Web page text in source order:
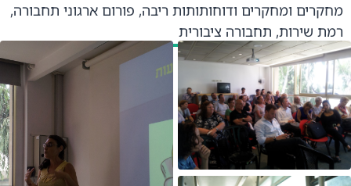
מחקרים ומחקרים ודוחותותות ריבה, פורום ארגוני תחבורה,
רמת שירות, תחבורה ציבורית